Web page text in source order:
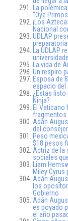
La
“Oye
¡Los
Nacional
UDLAP
La UDLAP
La vida de
Un respiro
Esposa de
espacio del
¿Estas listo
Ninja?
El Vaticano
fragmentos
Adán
del
Peso
$18 pesos
Actriz de la
sociales
Liam
Miley
Adán
los
Gobierno
Adán
es poyado
el año